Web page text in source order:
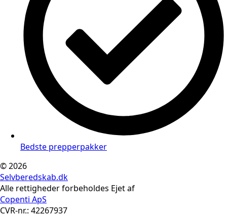
Bedste prepperpakker
© 2026
Selvberedskab.dk
Alle rettigheder forbeholdes Ejet af
Copenti ApS
CVR-nr.: 42267937